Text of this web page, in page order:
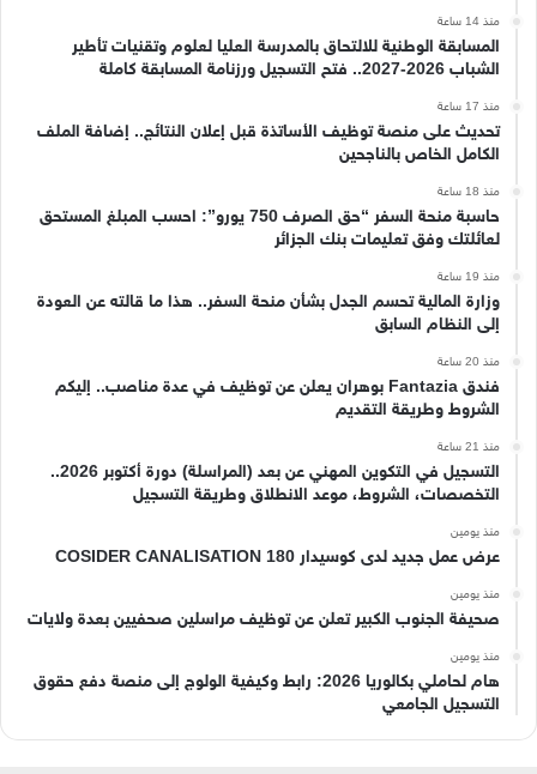
منذ 14 ساعة
المسابقة الوطنية للالتحاق بالمدرسة العليا لعلوم وتقنيات تأطير
الشباب 2026-2027.. فتح التسجيل ورزنامة المسابقة كاملة
منذ 17 ساعة
تحديث على منصة توظيف الأساتذة قبل إعلان النتائج.. إضافة الملف
الكامل الخاص بالناجحين
منذ 18 ساعة
حاسبة منحة السفر “حق الصرف 750 يورو”: احسب المبلغ المستحق
لعائلتك وفق تعليمات بنك الجزائر
منذ 19 ساعة
وزارة المالية تحسم الجدل بشأن منحة السفر.. هذا ما قالته عن العودة
إلى النظام السابق
منذ 20 ساعة
فندق Fantazia بوهران يعلن عن توظيف في عدة مناصب.. إليكم
الشروط وطريقة التقديم
منذ 21 ساعة
التسجيل في التكوين المهني عن بعد (المراسلة) دورة أكتوبر 2026..
التخصصات، الشروط، موعد الانطلاق وطريقة التسجيل
منذ يومين
عرض عمل جديد لدى كوسيدار COSIDER CANALISATION 180
منذ يومين
صحيفة الجنوب الكبير تعلن عن توظيف مراسلين صحفيين بعدة ولايات
منذ يومين
هام لحاملي بكالوريا 2026: رابط وكيفية الولوج إلى منصة دفع حقوق
التسجيل الجامعي